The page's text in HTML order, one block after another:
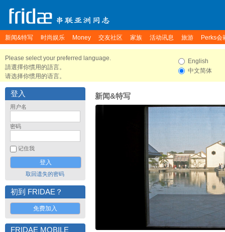
新闻&特写 时尚娱乐 Money 交友社区 家族 活动讯息 旅游 Perks会
Please select your preferred language.
請選擇你慣用的語言。
请选择你惯用的语言。
English
中文简体
登入
用户名
密码
记住我
取回遗失的密码
初到 FRIDAE？
免费加入
FRIDAE MOBILE
新闻&特写